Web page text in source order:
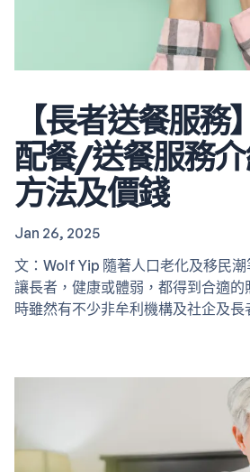
【長者送餐服務
配餐/送餐服務
方法及價錢
Jan 26, 2025
文：Wolf Yip 隨著人口老化及移民潮等本港的趨勢，如何
讓長者，健康或體弱，都得到合適
時雖然有不少非牟利機構及社企及長
為了應對不同長者的需求，政府，
生出上門送餐服務，其服務對象，費
同分別。下文將逐一介紹本港現有的長
機構 送餐服務遍佈十八區，通常涵
其他社會福利措施結合。政府資助的